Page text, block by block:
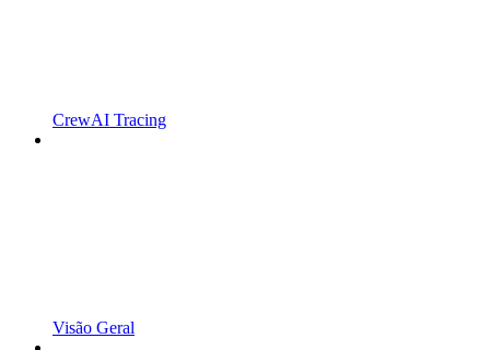
CrewAI Tracing
Visão Geral